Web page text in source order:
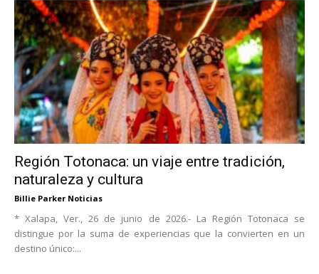
Región Totonaca: un viaje entre tradición,
naturaleza y cultura
Billie Parker Noticias
* Xalapa, Ver., 26 de junio de 2026.- La Región Totonaca se
distingue por la suma de experiencias que la convierten en un
destino único:...